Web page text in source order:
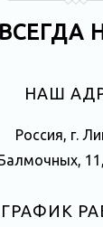
НАШ
Россия, г.
ГРАФИК